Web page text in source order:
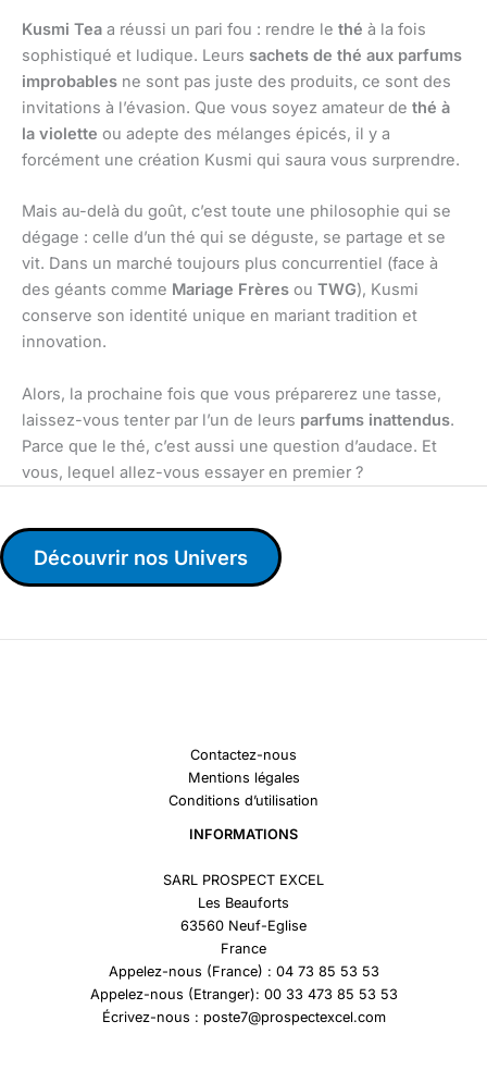
Kusmi Tea a réussi un pari fou : rendre le thé à la fois
sophistiqué et ludique. Leurs sachets de thé aux parfums
improbables ne sont pas juste des produits, ce sont des
invitations à l’évasion. Que vous soyez amateur de thé à
la violette ou adepte des mélanges épicés, il y a
forcément une création Kusmi qui saura vous surprendre.
Mais au-delà du goût, c’est toute une philosophie qui se
dégage : celle d’un thé qui se déguste, se partage et se
vit. Dans un marché toujours plus concurrentiel (face à
des géants comme Mariage Frères ou TWG), Kusmi
conserve son identité unique en mariant tradition et
innovation.
Alors, la prochaine fois que vous préparerez une tasse,
laissez-vous tenter par l’un de leurs parfums inattendus.
Parce que le thé, c’est aussi une question d’audace. Et
vous, lequel allez-vous essayer en premier ?
Découvrir nos Univers
Contactez-nous
Mentions légales
Conditions d’utilisation
INFORMATIONS
SARL PROSPECT EXCEL
Les Beauforts
63560 Neuf-Eglise
France
Appelez-nous (France) : 04 73 85 53 53
Appelez-nous (Etranger): 00 33 473 85 53 53
Écrivez-nous : poste7@prospectexcel.com